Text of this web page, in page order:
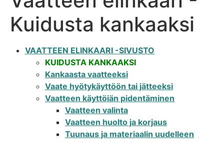
Kuidusta kankaaksi
VAATTEEN ELINKAARI -SIVUSTO
KUIDUSTA KANKAAKSI
Kankaasta vaatteeksi
Vaate hyötykäyttöön tai jätteeksi
Vaatteen käyttöiän pidentäminen
Vaatteen valinta
Vaatteen huolto ja korjaus
Tuunaus ja materiaalin uudelleen